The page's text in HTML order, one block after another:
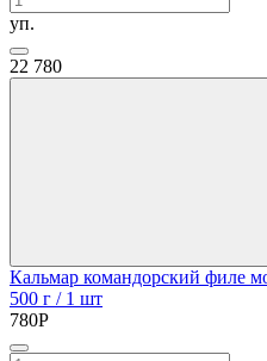
уп.
22 780
Кальмар командорский филе
500 г / 1 шт
780Р